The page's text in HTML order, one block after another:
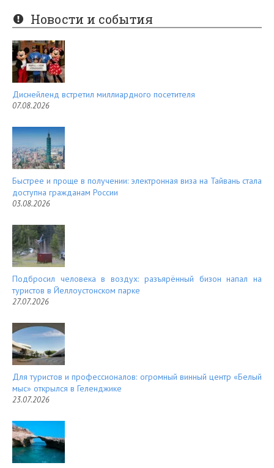
er
es
t
e
d
Новости и события
Диснейленд встретил миллиардного посетителя
07.08.2026
Быстрее и проще в получении: электронная виза на Тайвань стала
доступна гражданам России
03.08.2026
Подбросил человека в воздух: разъярённый бизон напал на
туристов в Йеллоустонском парке
27.07.2026
Для туристов и профессионалов: огромный винный центр «Белый
мыс» открылся в Геленджике
23.07.2026